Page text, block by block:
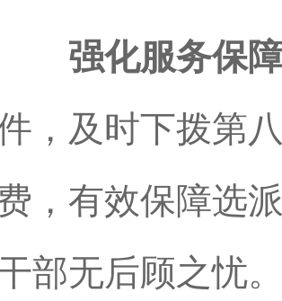
强化服务保
，及时下拨第
，有效保障选
部无后顾之忧